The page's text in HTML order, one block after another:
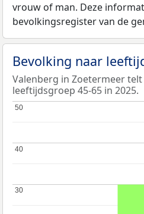
vrouw of man. Deze
bevolkingsregister van de
Bevolking naar
Valenberg in Zoetermeer
leeftijdsgroep 45-65 in 2025.
30
30
40
40
50
50